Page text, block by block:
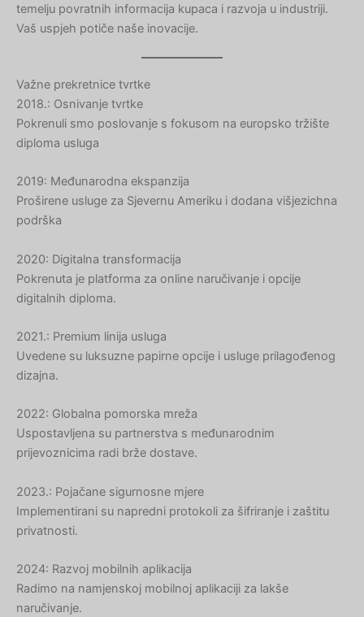
temelju povratnih informacija kupaca i razvoja u industriji.
Vaš uspjeh potiče naše inovacije.
Važne prekretnice tvrtke
2018.: Osnivanje tvrtke
Pokrenuli smo poslovanje s fokusom na europsko tržište
diploma usluga
2019: Međunarodna ekspanzija
Proširene usluge za Sjevernu Ameriku i dodana višjezichna
podrška
2020: Digitalna transformacija
Pokrenuta je platforma za online naručivanje i opcije
digitalnih diploma.
2021.: Premium linija usluga
Uvedene su luksuzne papirne opcije i usluge prilagođenog
dizajna.
2022: Globalna pomorska mreža
Uspostavljena su partnerstva s međunarodnim
prijevoznicima radi brže dostave.
2023.: Pojačane sigurnosne mjere
Implementirani su napredni protokoli za šifriranje i zaštitu
privatnosti.
2024: Razvoj mobilnih aplikacija
Radimo na namjenskoj mobilnoj aplikaciji za lakše
naručivanje.
Macedonian
Romanian
Chinese